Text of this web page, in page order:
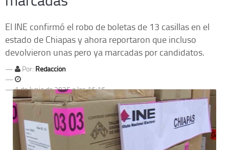
Economía
Espectáculos
Deportes
Extra +
El INE confirmó el robo de boletas de 13 casillas en el
estado de Chiapas y ahora reportaron que incluso
devolvieron unas pero ya marcadas por candidatos.
Por: Redacción
1 de Junio de 2025 a las 16:16